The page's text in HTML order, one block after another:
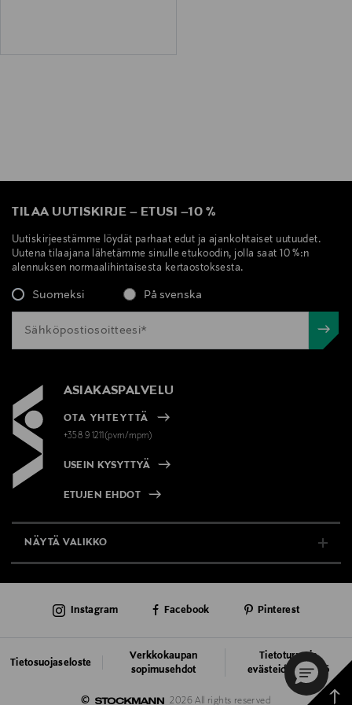
TILAA UUTISKIRJE – ETUSI –10 %
Uutiskirjeestämme löydät parhaat edut ja ajankohtaiset uutuudet.
Uutena tilaajana lähetämme sinulle etukoodin, jolla saat 10 %:n
alennuksen normaalihintaisesta kertaostoksesta.
Suomeksi På svenska
ASIAKASPALVELU
OTA YHTEYTTÄ
+358 9 1211(pvm/mpm)
USEIN KYSYTTYÄ
ETUJEN EHDOT
NÄYTÄ VALIKKO
AJANKOHTAISTA
©
2026 All rights reserved
Tietosuojaseloste
Verkkokaupan
sopimusehdot
Tietoturva ja
evästeiden käyttö
Instagram Facebook Pinterest